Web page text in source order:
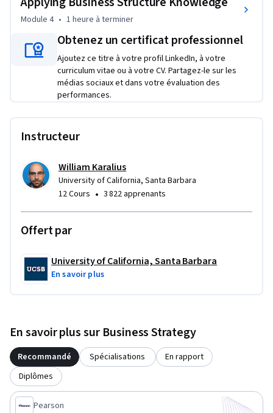
What makes this course unique is its applied, judgment-
you’ll practice analyzing trade-offs, assessing risk, and
explaining why one structure may be more appropriate than
another in a given context. By the end of the course, you’ll be
better prepared to interpret business structures, advise
Module 4 • 1 heure à terminer
Obtenez un certificat professionnel
Ajoutez ce titre à votre profil LinkedIn, à votre
curriculum vitae ou à votre CV. Partagez-le sur les
médias sociaux et dans votre évaluation des
performances.
Instructeur
William Karalius
University of California, Santa Barbara
12 Cours • 3 822 apprenants
Offert par
University of California, Santa Barbara
En savoir plus
En savoir plus sur Business Strategy
Recommandé Spécialisations
En rapport
Diplômes
Pearson